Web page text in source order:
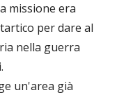
missione era
per dare al
nella guerra
un'area già